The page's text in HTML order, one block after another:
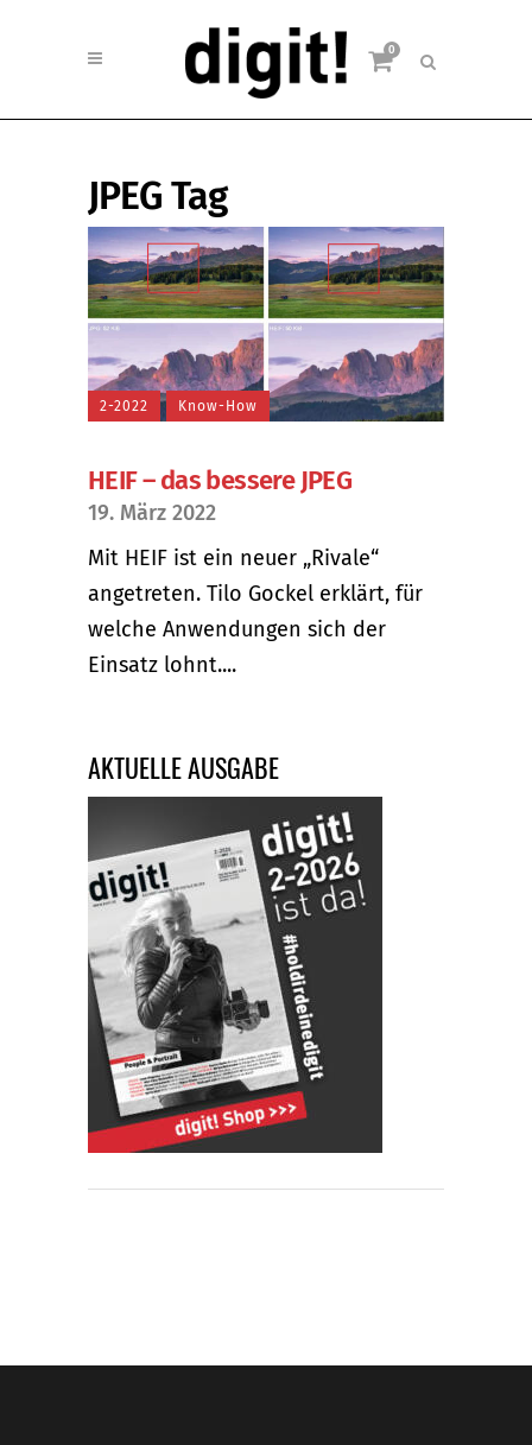
0
JPEG Tag
2-2022 Know-How
HEIF – das bessere JPEG
19. März 2022
Mit HEIF ist ein neuer „Rivale“
angetreten. Tilo Gockel erklärt, für
welche Anwendungen sich der
Einsatz lohnt....
AKTUELLE AUSGABE